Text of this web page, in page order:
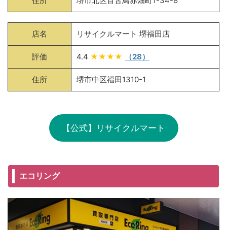
店名 リサイクルマート 堺福田店
評価 4.4 ★★★★ （28）
住所 堺市中区福田1310-1
【公式】リサイクルマート
エコリング